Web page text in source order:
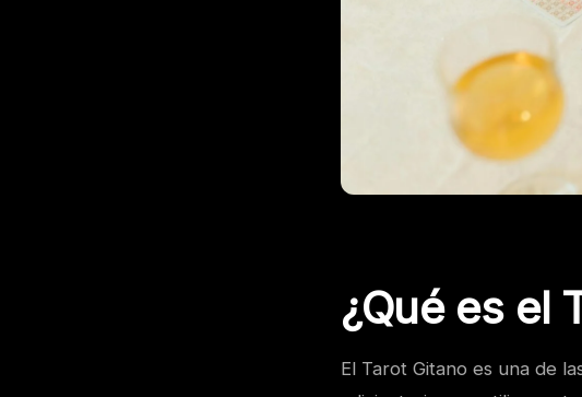
¿Qué es el
El Tarot Gitano es una de